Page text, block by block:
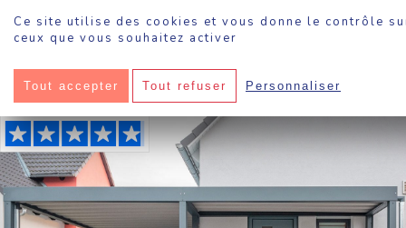
Ce site utilise des cookies et vous donne le contrôle
ceux que vous souhaitez activer
Tout accepter Tout refuser Personnaliser